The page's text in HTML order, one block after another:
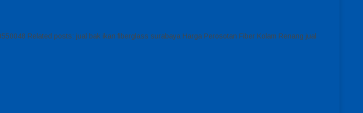
Related posts: jual bak ikan fiberglass surabaya Harga Perosotan Fiber Kolam Renang jual